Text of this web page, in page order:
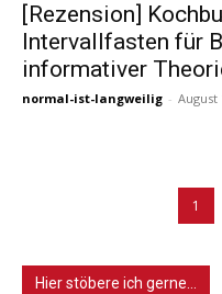
[Rezension]
Intervallfasten für
informativer
normal-ist-langweilig - August
1
Hier stöbere ich gerne…